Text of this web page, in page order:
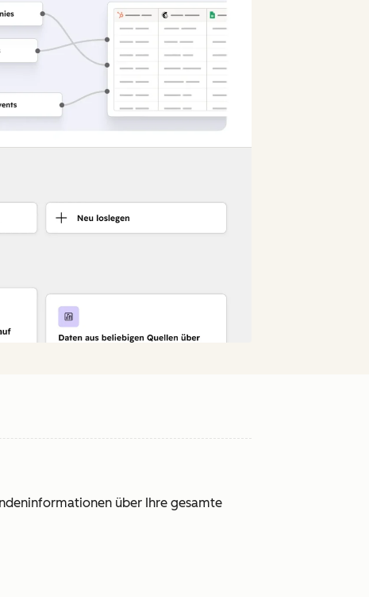
über Ihre gesamte